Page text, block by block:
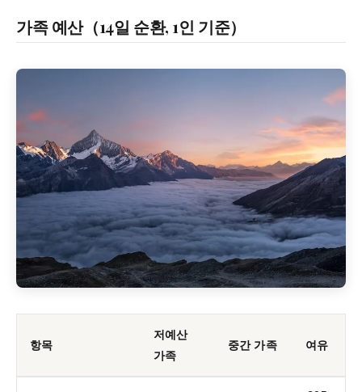
가족 예산（14일 순환, 1인 기준）
항목
저예산
가족
중간 가족 여유